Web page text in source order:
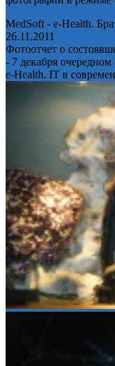
MedSoft - e-Health.
26.11.2011
Фотоотчет о
- 7 декабря
e-Health. IT в